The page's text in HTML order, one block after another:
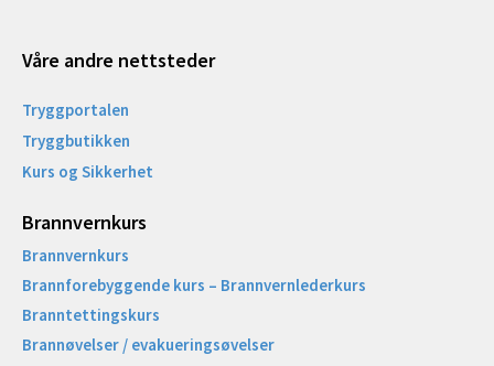
Våre andre nettsteder
Tryggportalen
Tryggbutikken
Kurs og Sikkerhet
Brannvernkurs
Brannvernkurs
Brannforebyggende kurs – Brannvernlederkurs
Branntettingskurs
Brannøvelser / evakueringsøvelser